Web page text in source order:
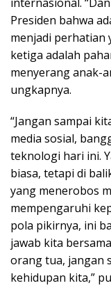
Presiden bahwa
menjadi perhatian
ketiga adalah
menyerang anak-
ungkapnya.
“Jangan sampai
media sosial,
teknologi hari ini.
biasa, tetapi di
yang menerobos
mempengaruhi
pola pikirnya, ini
jawab kita
orang tua, jangan
kehidupan kita,”